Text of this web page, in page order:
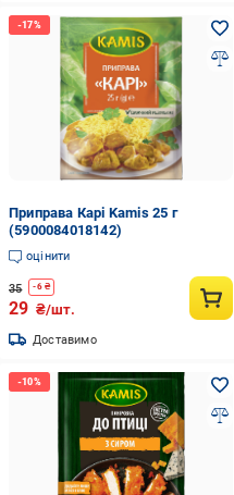
Приправа Карі Kamis 25 г
(5900084018142)
оцінити
35 -6₴
29 ₴/шт.
Доставимо